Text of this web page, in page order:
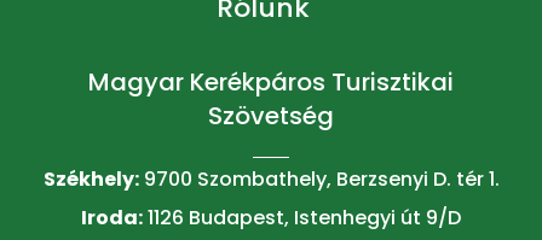
Magyar Kerékpáros Turisztikai
Szövetség
Székhely:9700 Szombathely, Berzsenyi D. tér 1.
Iroda:1126 Budapest, Istenhegyi út 9/D